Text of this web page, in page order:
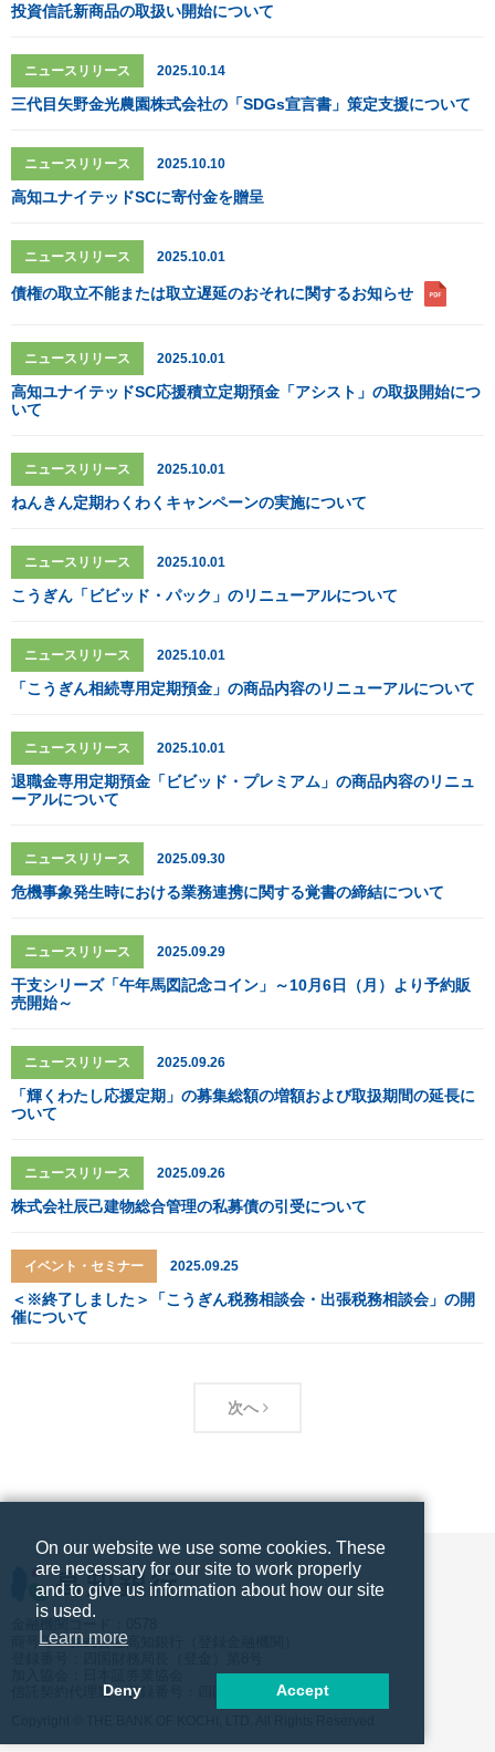
投資信託新商品の取扱い開始について
ニュースリリース 2025.10.14
三代目矢野金光農園株式会社の「SDGs宣言書」策定支援について
ニュースリリース 2025.10.10
高知ユナイテッドSCに寄付金を贈呈
ニュースリリース 2025.10.01
債権の取立不能または取立遅延のおそれに関するお知らせ
ニュースリリース 2025.10.01
高知ユナイテッドSC応援積立定期預金「アシスト」の取扱開始につ
いて
ニュースリリース 2025.10.01
ねんきん定期わくわくキャンペーンの実施について
ニュースリリース 2025.10.01
こうぎん「ビビッド・パック」のリニューアルについて
ニュースリリース 2025.10.01
「こうぎん相続専用定期預金」の商品内容のリニューアルについて
ニュースリリース 2025.10.01
退職金専用定期預金「ビビッド・プレミアム」の商品内容のリニュ
ーアルについて
ニュースリリース 2025.09.30
危機事象発生時における業務連携に関する覚書の締結について
ニュースリリース 2025.09.29
干支シリーズ「午年馬図記念コイン」～10月6日（月）より予約販
売開始～
ニュースリリース 2025.09.26
「輝くわたし応援定期」の募集総額の増額および取扱期間の延長に
ついて
ニュースリリース 2025.09.26
株式会社辰己建物総合管理の私募債の引受について
イベント・セミナー 2025.09.25
＜※終了しました＞「こうぎん税務相談会・出張税務相談会」の開
催について
次へ
商号等：株式会社高知銀行（登録金融機関）
信託契約代理業 登録番号：四国財務局長（代信）第10号
On our website we use some cookies. These
are necessary for our site to work properly
and to give us information about how our site
is used.
Learn more
Deny Accept